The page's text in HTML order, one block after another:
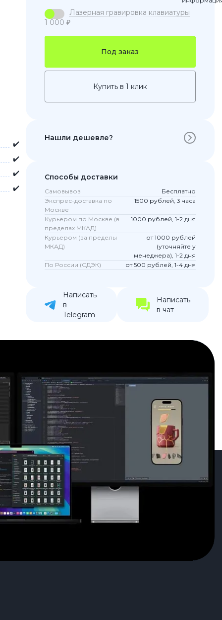
8 Pro
✔️
✔️
✔️
✔️
Лазерная гравировка клавиатуры
1 000 ₽
Под заказ
Купить в 1 клик
Нашли дешевле?
Способы доставки
Самовывоз
Бесплатно
Экспрес-доставка по
Москве
1500 рублей, 3 часа
Курьером по Москве (в
пределах МКАД)
1000 рублей, 1-2 дня
Курьером (за пределы
МКАД)
от 1000 рублей
(уточняйте у
менеджера), 1-2 дня
По России (СДЭК)
от 500 рублей, 1-4 дня
Написать
в
Telegram
Написать
в чат